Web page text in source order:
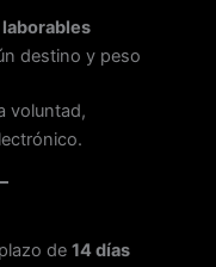
laborables
destino y peso
voluntad,
de 14 días